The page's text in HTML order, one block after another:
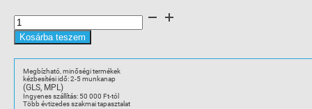
440G-
T27260
TLS-
GD2
reteszkapcs.24V
AC/DC,
3xM20
mennyiség
Kosárba teszem
Megbízható, minőségi termékek
kézbesítési idő: 2-5 munkanap
(GLS, MPL)
Ingyenes szállítás: 50 000 Ft-tól
Több évtizedes szakmai tapasztalat